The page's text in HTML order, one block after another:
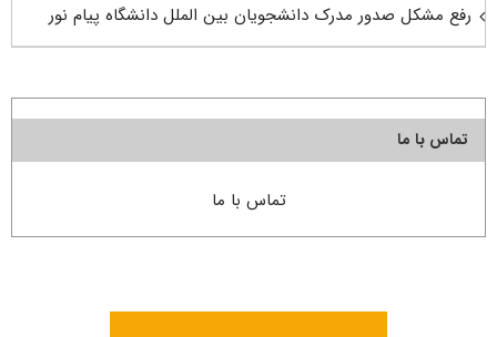
رفع مشکل صدور مدرک دانشجویان بین الملل دانشگاه پیام نور
تماس با ما
تماس با ما